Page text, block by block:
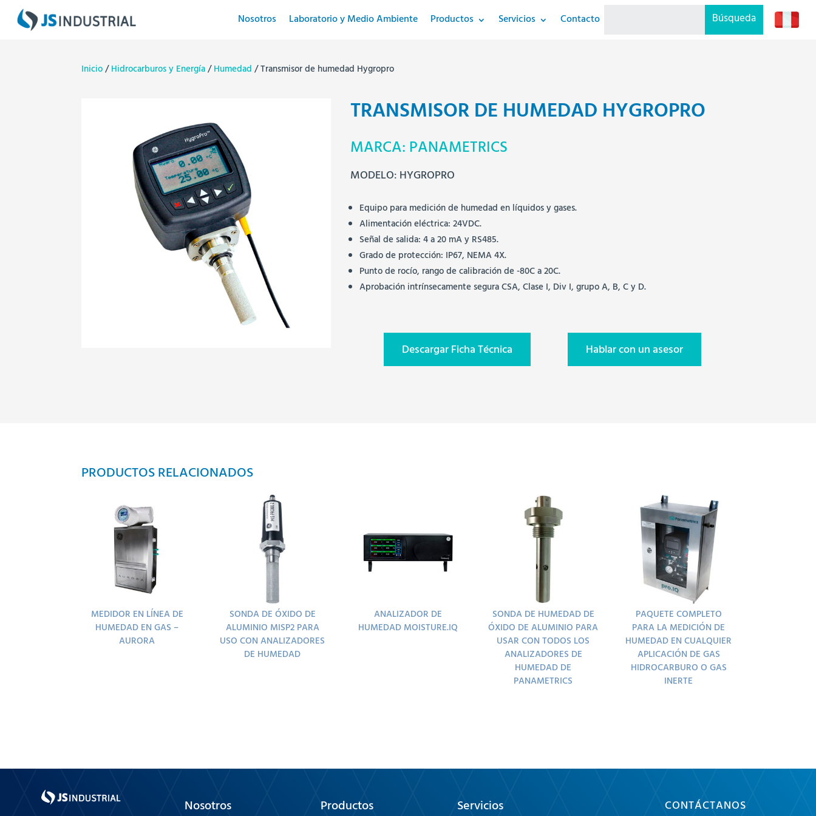
Nosotros Laboratorio y Medio Ambiente Productos Servicios Contacto
Inicio/Hidrocarburos y Energía/Humedad/ Transmisor de humedad Hygropro
TRANSMISOR DE HUMEDAD HYGROPRO
MARCA: PANAMETRICS
MODELO: HYGROPRO
Equipo para medición de humedad en líquidos y gases.
Alimentación eléctrica: 24VDC.
Señal de salida: 4 a 20 mA y RS485.
Grado de protección: IP67, NEMA 4X.
Punto de rocío, rango de calibración de -80C a 20C.
Aprobación intrínsecamente segura CSA, Clase I, Div I, grupo A, B, C y D.
Descargar Ficha Técnica Hablar con un asesor
PRODUCTOS RELACIONADOS
MEDIDOR EN LÍNEA DE
HUMEDAD EN GAS –
AURORA
SONDA DE ÓXIDO DE
ALUMINIO MISP2 PARA
USO CON ANALIZADORES
DE HUMEDAD
ANALIZADOR DE
HUMEDAD MOISTURE.IQ
SONDA DE HUMEDAD DE
ÓXIDO DE ALUMINIO PARA
USAR CON TODOS LOS
ANALIZADORES DE
HUMEDAD DE
PANAMETRICS
PAQUETE COMPLETO
PARA LA MEDICIÓN DE
HUMEDAD EN CUALQUIER
APLICACIÓN DE GAS
HIDROCARBURO O GAS
INERTE
Nosotros Productos Servicios CONTÁCTANOS